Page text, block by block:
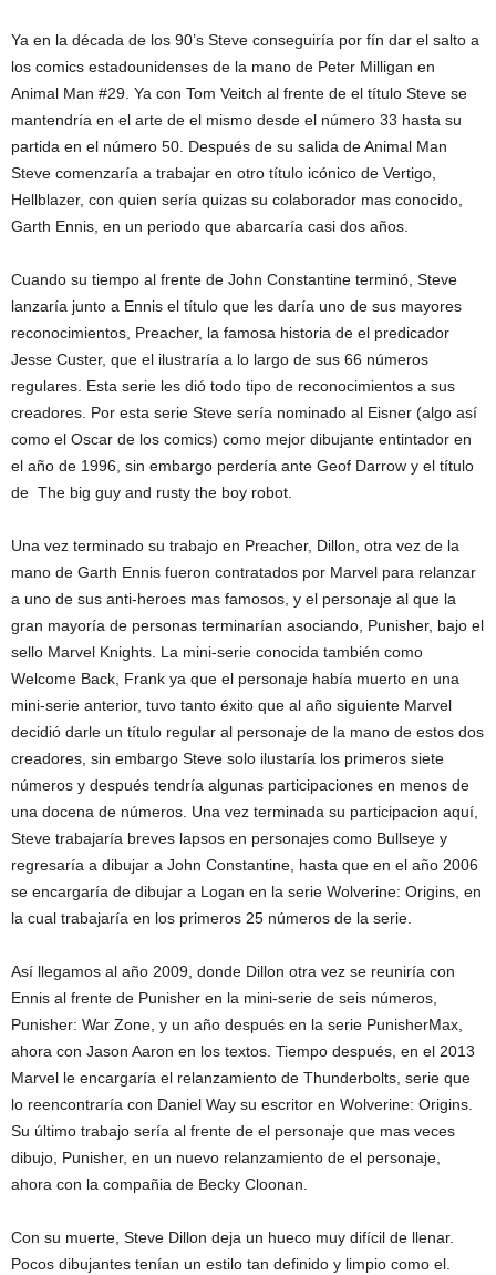
Ya en la década de los 90’s Steve conseguiría por fín dar el salto a
los comics estadounidenses de la mano de Peter Milligan en
Animal Man #29. Ya con Tom Veitch al frente de el título Steve se
mantendría en el arte de el mismo desde el número 33 hasta su
partida en el número 50. Después de su salida de Animal Man
Steve comenzaría a trabajar en otro título icónico de Vertigo,
Hellblazer, con quien sería quizas su colaborador mas conocido,
Garth Ennis, en un periodo que abarcaría casi dos años.
Cuando su tiempo al frente de John Constantine terminó, Steve
lanzaría junto a Ennis el título que les daría uno de sus mayores
reconocimientos, Preacher, la famosa historia de el predicador
Jesse Custer, que el ilustraría a lo largo de sus 66 números
regulares. Esta serie les dió todo tipo de reconocimientos a sus
creadores. Por esta serie Steve sería nominado al Eisner (algo así
como el Oscar de los comics) como mejor dibujante entintador en
el año de 1996, sin embargo perdería ante Geof Darrow y el título
de The big guy and rusty the boy robot.
Una vez terminado su trabajo en Preacher, Dillon, otra vez de la
mano de Garth Ennis fueron contratados por Marvel para relanzar
a uno de sus anti-heroes mas famosos, y el personaje al que la
gran mayoría de personas terminarían asociando, Punisher, bajo el
sello Marvel Knights. La mini-serie conocida también como
Welcome Back, Frank ya que el personaje había muerto en una
mini-serie anterior, tuvo tanto éxito que al año siguiente Marvel
decidió darle un título regular al personaje de la mano de estos dos
creadores, sin embargo Steve solo ilustaría los primeros siete
números y después tendría algunas participaciones en menos de
una docena de números. Una vez terminada su participacion aquí,
Steve trabajaría breves lapsos en personajes como Bullseye y
regresaría a dibujar a John Constantine, hasta que en el año 2006
se encargaría de dibujar a Logan en la serie Wolverine: Origins, en
la cual trabajaría en los primeros 25 números de la serie.
Así llegamos al año 2009, donde Dillon otra vez se reuniría con
Ennis al frente de Punisher en la mini-serie de seis números,
Punisher: War Zone, y un año después en la serie PunisherMax,
ahora con Jason Aaron en los textos. Tiempo después, en el 2013
Marvel le encargaría el relanzamiento de Thunderbolts, serie que
lo reencontraría con Daniel Way su escritor en Wolverine: Origins.
Su último trabajo sería al frente de el personaje que mas veces
dibujo, Punisher, en un nuevo relanzamiento de el personaje,
ahora con la compañia de Becky Cloonan.
Con su muerte, Steve Dillon deja un hueco muy difícil de llenar.
Pocos dibujantes tenían un estilo tan definido y limpio como el.